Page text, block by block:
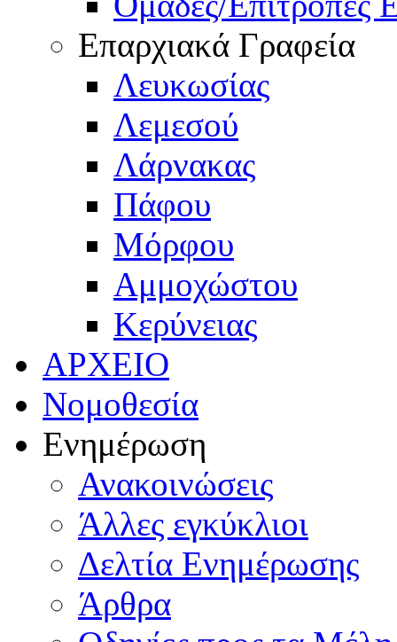
Επαρχιακά Γραφεία
Λευκωσίας
Λεμεσού
Λάρνακας
Πάφου
Μόρφου
Αμμοχώστου
Κερύνειας
ΑΡΧΕΙΟ
Νομοθεσία
Ενημέρωση
Ανακοινώσεις
Άλλες εγκύκλιοι
Δελτία Ενημέρωσης
Άρθρα